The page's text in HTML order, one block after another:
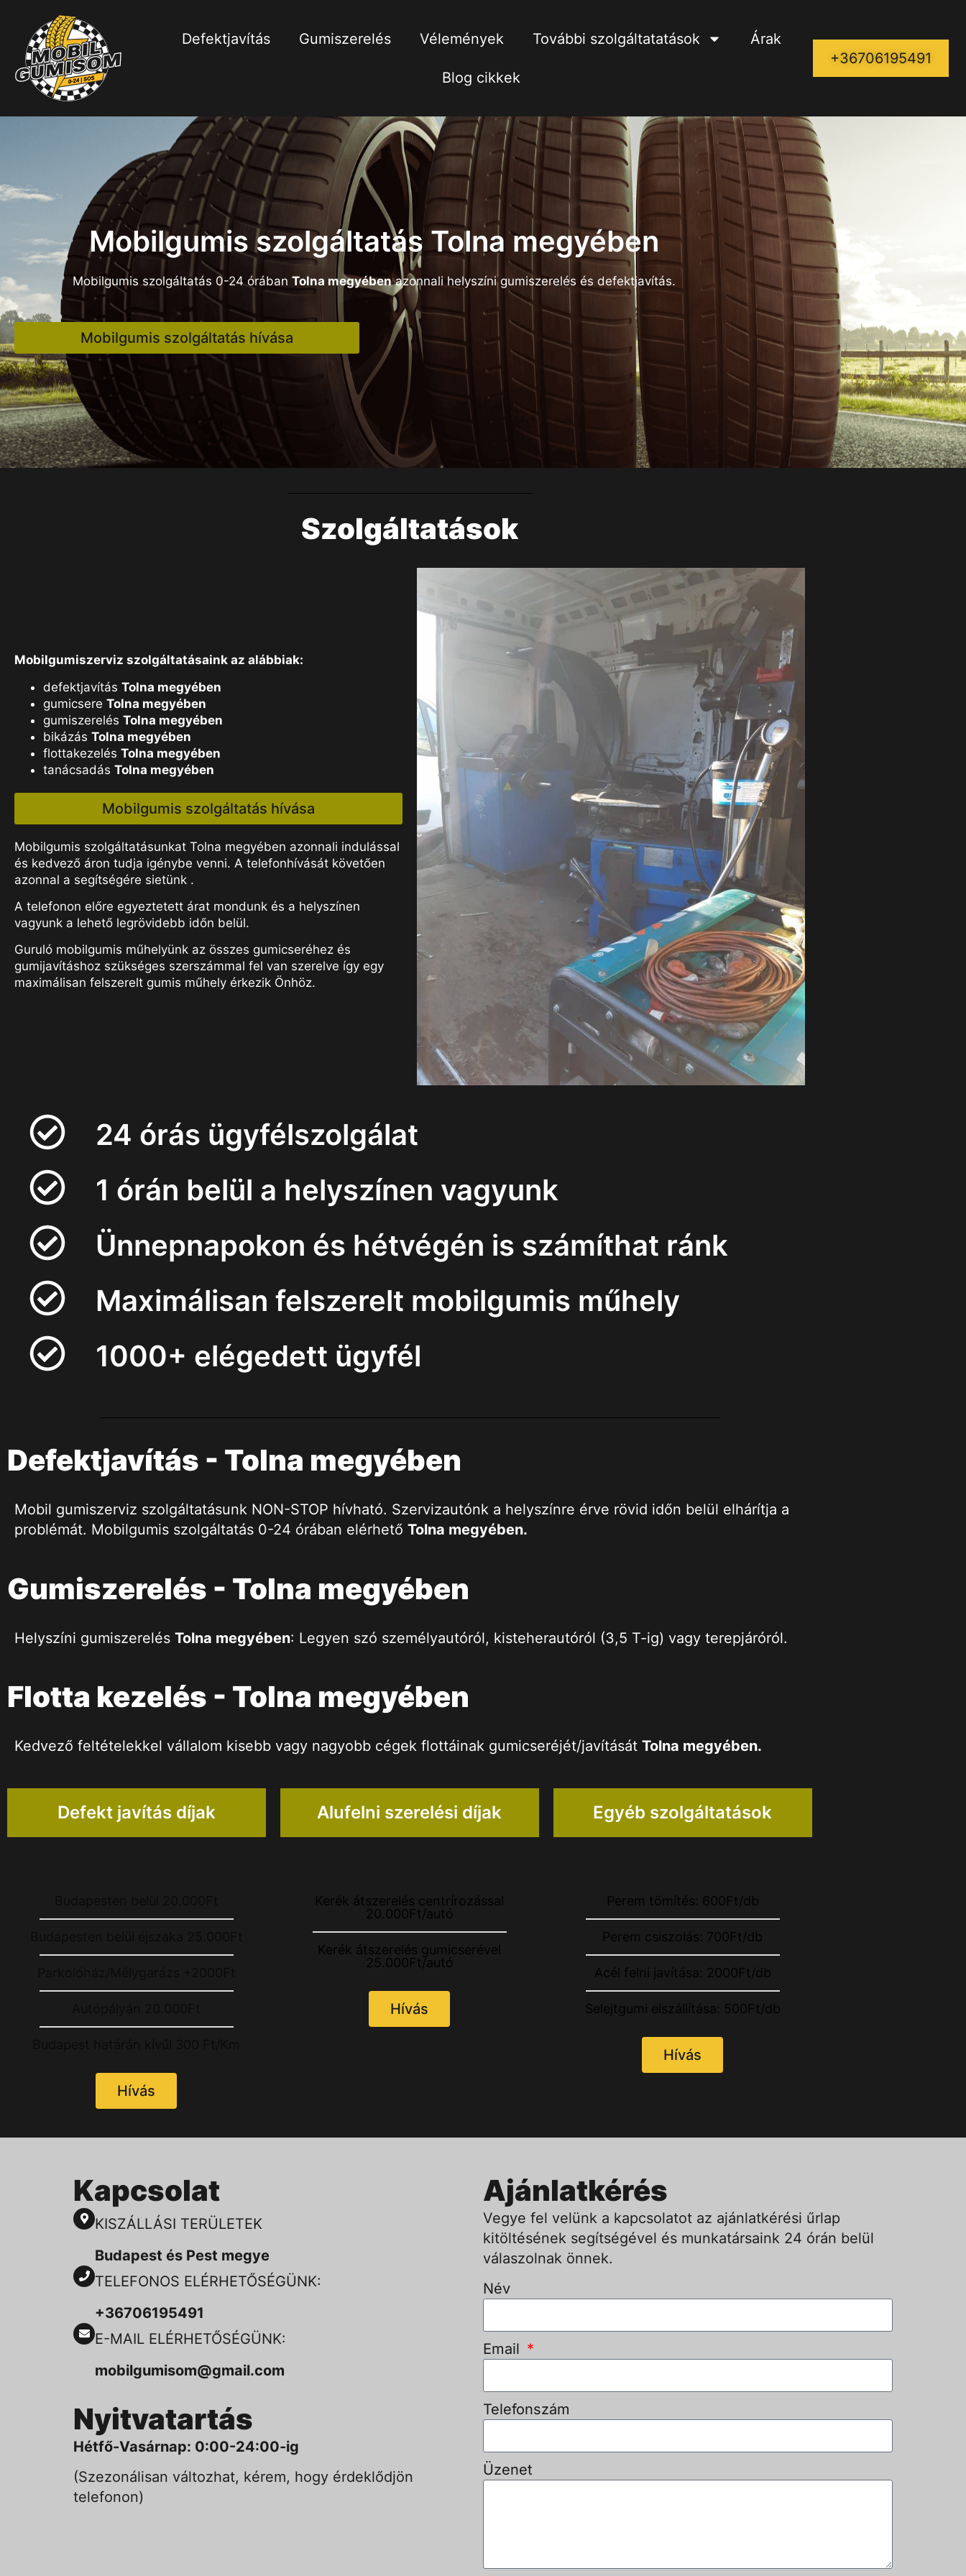
Defektjavítás Gumiszerelés Vélemények További szolgáltatatások Árak
Blog cikkek
+36706195491
Mobilgumis szolgáltatás Tolna megyében
Mobilgumis szolgáltatás 0-24 órában Tolna megyébenazonnali helyszíni gumiszerelés és defektjavítás.
Mobilgumis szolgáltatás hívása
Szolgáltatások
Mobilgumiszerviz szolgáltatásaink az alábbiak:
defektjavítás Tolna megyében
gumicsere Tolna megyében
gumiszerelés Tolna megyében
bikázás Tolna megyében
flottakezelés Tolna megyében
tanácsadás Tolna megyében
Mobilgumis szolgáltatás hívása
Mobilgumis szolgáltatásunkat Tolna megyében azonnali indulással
és kedvező áron tudja igénybe venni. A telefonhívását követően
azonnal a segítségére sietünk .
A telefonon előre egyeztetett árat mondunk és a helyszínen
vagyunk a lehető legrövidebb időn belül.
Guruló mobilgumis műhelyünk az összes gumicseréhez és
gumijavításhoz szükséges szerszámmal fel van szerelve így egy
maximálisan felszerelt gumis műhely érkezik Önhöz.
24 órás ügyfélszolgálat
1 órán belül a helyszínen vagyunk
Ünnepnapokon és hétvégén is számíthat ránk
Maximálisan felszerelt mobilgumis műhely
1000+ elégedett ügyfél
Defektjavítás - Tolna megyében
Mobil gumiszerviz szolgáltatásunk NON-STOP hívható. Szervizautónk a helyszínre érve rövid időn belül elhárítja a
problémát. Mobilgumis szolgáltatás 0-24 órában elérhető Tolna megyében.
Gumiszerelés - Tolna megyében
Helyszíni gumiszerelés Tolna megyében: Legyen szó személyautóról, kisteherautóról (3,5 T-ig) vagy terepjáróról.
Flotta kezelés - Tolna megyében
Kedvező feltételekkel vállalom kisebb vagy nagyobb cégek flottáinak gumicseréjét/javítását Tolna megyében.
Defekt javítás díjak
Hívás
Alufelni szerelési díjak
Kerék átszerelés centrírozással
20.000Ft/autó
Kerék átszerelés gumicserével
25.000Ft/autó
Hívás
Egyéb szolgáltatások
Perem tömítés: 600Ft/db
Perem csiszolás: 700Ft/db
Acél felni javítása: 2000Ft/db
Selejtgumi elszállítása: 500Ft/db
Hívás
Kapcsolat
KISZÁLLÁSI TERÜLETEK
Budapest és Pest megye
TELEFONOS ELÉRHETŐSÉGÜNK:
+36706195491
E-MAIL ELÉRHETŐSÉGÜNK:
mobilgumisom@gmail.com
Nyitvatartás
Hétfő-Vasárnap: 0:00-24:00-ig
(Szezonálisan változhat, kérem, hogy érdeklődjön
telefonon)
Ajánlatkérés
Vegye fel velünk a kapcsolatot az ajánlatkérési űrlap
kitöltésének segítségével és munkatársaink 24 órán belül
válaszolnak önnek.
Név
Email
Telefonszám
Üzenet